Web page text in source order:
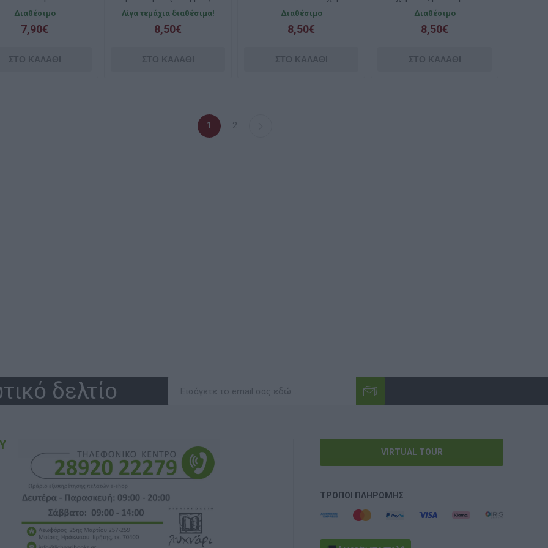
χαρτί (ελαφρώς
ταλαιπωρημένο)
Διαθέσιμο
7,90€
ταλαιπωρημένο)
Λίγα τεμάχια διαθέσιμα!
8,50€
με πατρόν (ελαφρώς
ταλαιπωρημένο)
Διαθέσιμο
8,50€
(ελαφρώς
ταλαιπωρημένο)
Διαθέσιμο
8,50€
1 2
δελτίο
VIRTUAL TOUR
ΤΡΌΠΟΙ ΠΛΗΡΩΜΉΣ